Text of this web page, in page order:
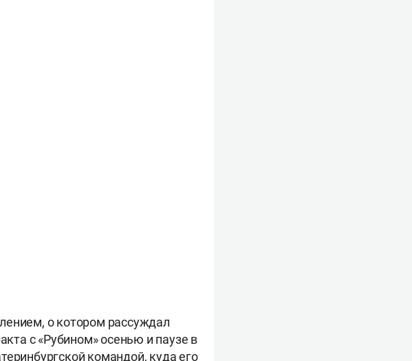
о котором рассуждал
с «Рубином» осенью и паузе в
командой, куда его